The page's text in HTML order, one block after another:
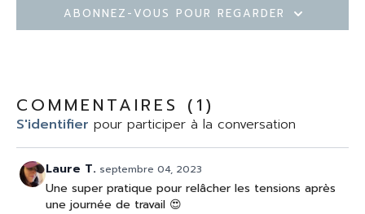
Abonnez-vous pour regarder
COMMENTAIRES ( 1 )
S'identifier pour participer à la conversation
Laure T. septembre 04, 2023
Une super pratique pour relâcher les tensions après
une journée de travail 😍